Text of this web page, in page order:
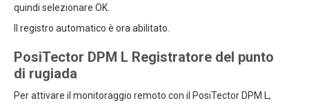
quindi selezionare OK.
Il registro automatico è ora abilitato.
PosiTector DPM L Registratore del punto
di rugiada
Per attivare il monitoraggio remoto con il PosiTector DPM L,